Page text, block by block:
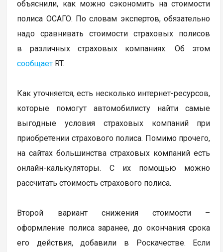
объяснили, как можно сэкономить на стоимости
полиса ОСАГО. По словам экспертов, обязательно
надо сравнивать стоимости страховых полисов
в различных страховых компаниях. Об этом
сообщает RT.
Как уточняется, есть несколько интернет-ресурсов,
которые помогут автомобилисту найти самые
выгодные условия страховых компаний при
приобретении страхового полиса. Помимо прочего,
на сайтах большинства страховых компаний есть
онлайн-калькуляторы. С их помощью можно
рассчитать стоимость страхового полиса.
Второй вариант снижения стоимости –
оформление полиса заранее, до окончания срока
его действия, добавили в Роскачестве. Если